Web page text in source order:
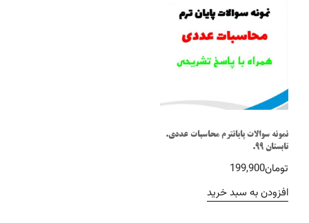
نمونه سوالات پایانترم محاسبات عددی.
تابستان 99.
تومان199,900
افزودن به سبد خرید